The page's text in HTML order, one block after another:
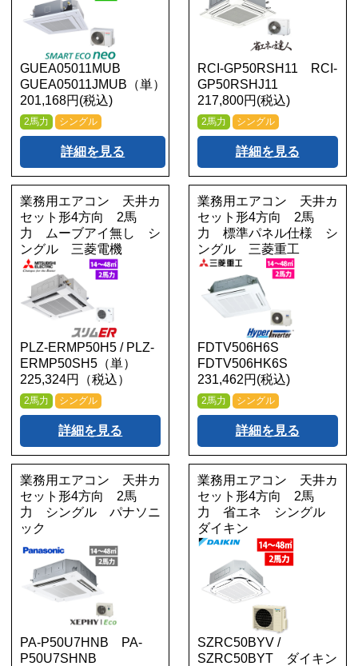
GUEA05011MUB
GUEA05011JMUB（単）
201,168円(税込)
2馬力 シングル
詳細を見る
RCI-GP50RSH11 RCI-
GP50RSHJ11
217,800円(税込)
2馬力 シングル
詳細を見る
業務用エアコン 天井カ
セット形4方向 2馬
力 ムーブアイ無し シ
ングル 三菱電機
PLZ-ERMP50H5 / PLZ-
ERMP50SH5（単）
225,324円（税込）
2馬力 シングル
詳細を見る
業務用エアコン 天井カ
セット形4方向 2馬
力 標準パネル仕様 シ
ングル 三菱重工
FDTV506H6S
FDTV506HK6S
231,462円(税込)
2馬力 シングル
詳細を見る
業務用エアコン 天井カ
セット形4方向 2馬
力 シングル パナソニ
ック
PA-P50U7HNB PA-
P50U7SHNB
業務用エアコン 天井カ
セット形4方向 2馬
力 省エネ シングル
ダイキン
SZRC50BYV /
SZRC50BYT ダイキン